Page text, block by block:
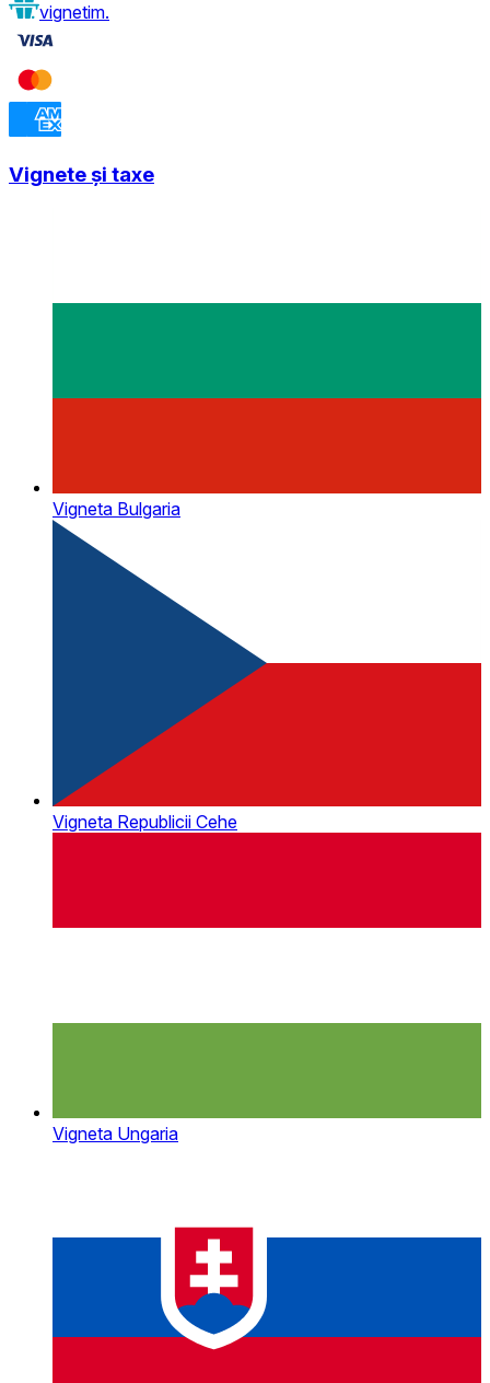
vignetim.
Vignete și taxe
Vigneta Bulgaria
Vigneta Republicii Cehe
Vigneta Ungaria